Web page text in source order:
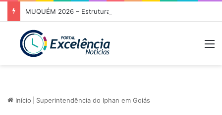
Início Superintendência do Iphan em Goiás